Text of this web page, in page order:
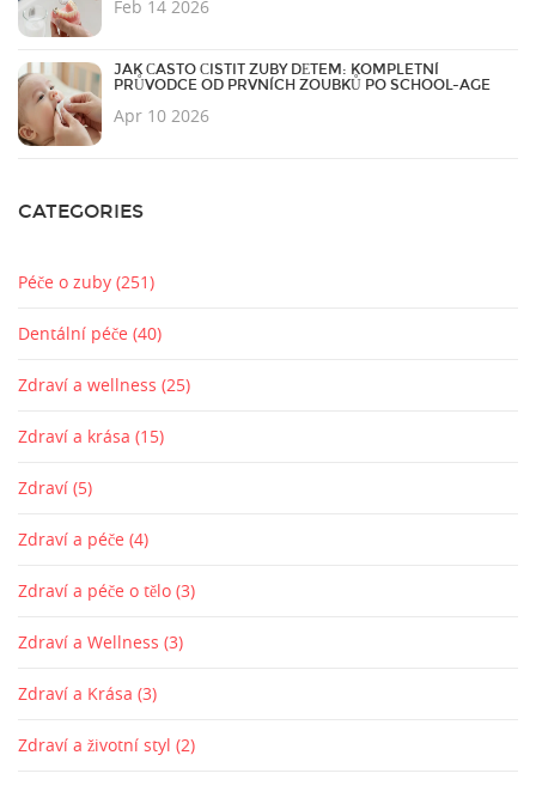
Feb 14 2026
JAK ČASTO ČISTIT ZUBY DĚTEM: KOMPLETNÍ
PRŮVODCE OD PRVNÍCH ZOUBKŮ PO SCHOOL-AGE
Apr 10 2026
CATEGORIES
Péče o zuby (251)
Dentální péče (40)
Zdraví a wellness (25)
Zdraví a krása (15)
Zdraví (5)
Zdraví a péče (4)
Zdraví a péče o tělo (3)
Zdraví a Wellness (3)
Zdraví a Krása (3)
Zdraví a životní styl (2)